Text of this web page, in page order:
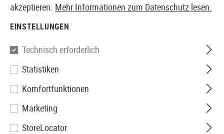
Guarder
MP5 Air Seal Nozzle
akzeptieren. Mehr Informationen zum Datenschutz lesen.
EINSTELLUNGEN
Technisch erforderlich
Statistiken
Komfortfunktionen
Marketing
StoreLocator